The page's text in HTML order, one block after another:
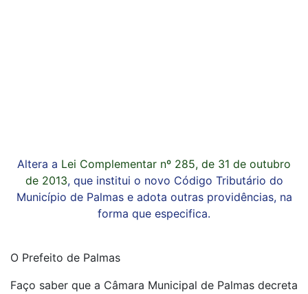
Altera a Lei Complementar nº 285, de 31 de outubro
de 2013, que institui o novo Código Tributário do
Município de Palmas e adota outras providências, na
forma que especifica.
O Prefeito de Palmas
Faço saber que a Câmara Municipal de Palmas decreta